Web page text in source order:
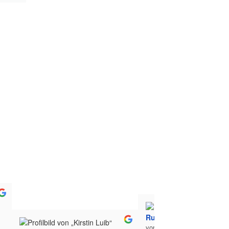
Rudi Bertl
vor 1 Jahr